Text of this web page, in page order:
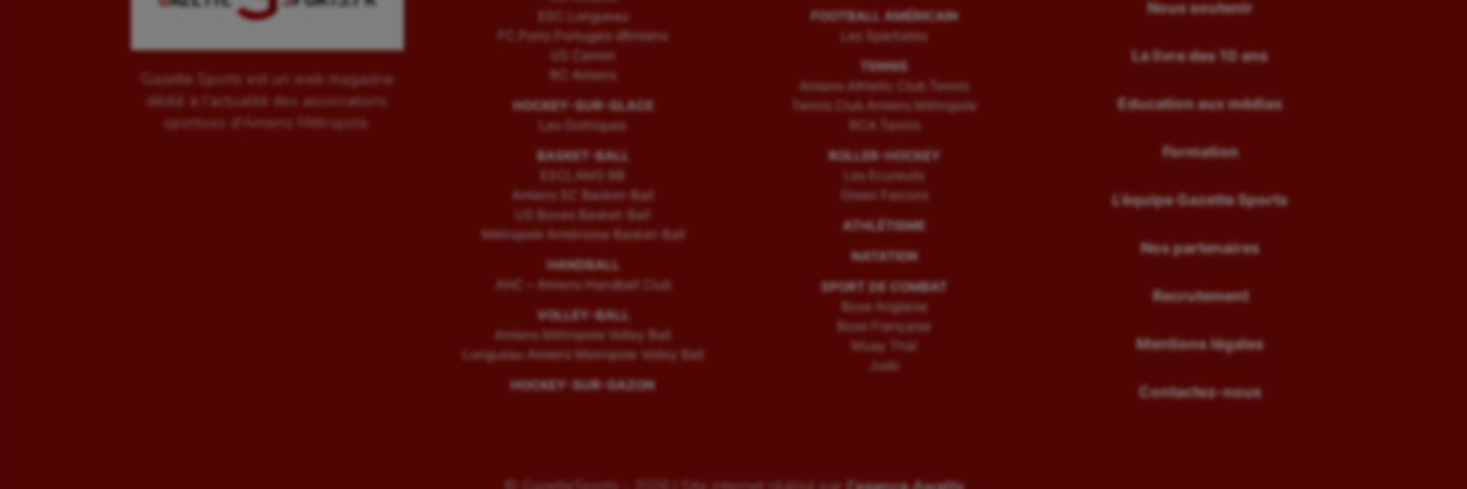
Gazette Sports est un web magazine
dédié à l'actualité des associations
sportives d'Amiens Métropole.
ESC Longueau
FC Porto Portugais d’Amiens
US Camon
RC Amiens
HOCKEY-SUR-GLACE
Les Gothiques
BASKET-BALL
ESCLAMS BB
Amiens SC Basket-Ball
US Boves Basket-Ball
Métropole Amiénoise Basket-Ball
HANDBALL
AHC – Amiens Handball Club
VOLLEY-BALL
Amiens Métropole Volley Ball
Longueau Amiens Metropole Volley Ball
HOCKEY-SUR-GAZON
FOOTBALL AMÉRICAIN
Les Spartiates
TENNIS
Amiens Athletic Club Tennis
Tennis Club Amiens Métropole
RCA Tennis
ROLLER-HOCKEY
Les Ecureuils
Green Falcons
ATHLÉTISME
NATATION
SPORT DE COMBAT
Boxe Anglaise
Boxe Française
Muay Thaï
Judo
Nous soutenir
Le livre des 10 ans
Education aux médias
Formation
L’équipe Gazette Sports
Nos partenaires
Recrutement
Mentions légales
Contactez-nous